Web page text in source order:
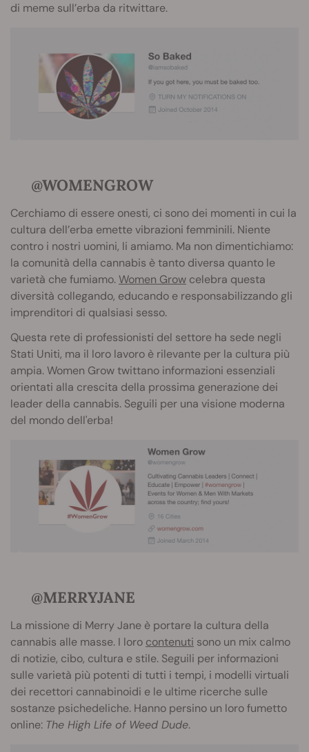
di meme sull’erba da ritwittare.
@WOMENGROW
Cerchiamo di essere onesti, ci sono dei momenti in cui la
cultura dell’erba emette vibrazioni femminili. Niente
contro i nostri uomini, li amiamo. Ma non dimentichiamo:
la comunità della cannabis è tanto diversa quanto le
varietà che fumiamo.Women Grow celebra questa
diversità collegando, educando e responsabilizzando gli
imprenditori di qualsiasi sesso.
Questa rete di professionisti del settore ha sede negli
Stati Uniti, ma il loro lavoro è rilevante per la cultura più
ampia. Women Grow twittano informazioni essenziali
orientati alla crescita della prossima generazione dei
leader della cannabis. Seguili per una visione moderna
del mondo dell'erba!
@MERRYJANE
La missione di Merry Jane è portare la cultura della
cannabis alle masse. I loro contenuti sono un mix calmo
di notizie, cibo, cultura e stile. Seguili per informazioni
sulle varietà più potenti di tutti i tempi, i modelli virtuali
dei recettori cannabinoidi e le ultime ricerche sulle
sostanze psichedeliche. Hanno persino un loro fumetto
online: The High Life of Weed Dude.